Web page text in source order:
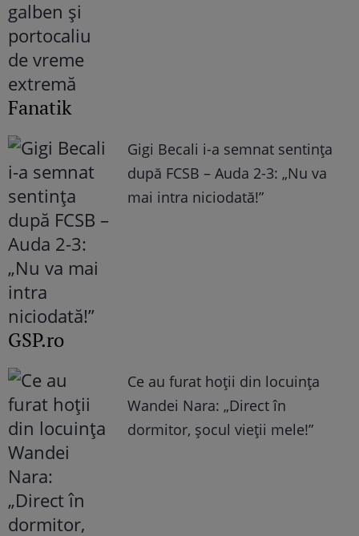
Fanatik
Gigi Becali i-a semnat sentința
după FCSB – Auda 2-3: „Nu va
mai intra niciodată!”
GSP.ro
Ce au furat hoții din locuința
Wandei Nara: „Direct în
dormitor, șocul vieții mele!”